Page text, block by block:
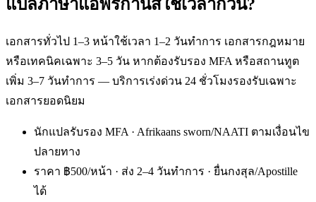
แปลภาษาแอฟริกานส์ใช้เวลากี่วัน?
เอกสารทั่วไป 1–3 หน้าใช้เวลา 1–2 วันทำการ เอกสารกฎหมาย
หรือเทคนิคเฉพาะ 3–5 วัน หากต้องรับรอง MFA หรือสถานทูต
เพิ่ม 3–7 วันทำการ — บริการเร่งด่วน 24 ชั่วโมงรองรับเฉพาะ
เอกสารยอดนิยม
นักแปลรับรอง MFA · Afrikaans sworn/NAATI ตามเงื่อนไข
ปลายทาง
ราคา ฿500/หน้า · ส่ง 2–4 วันทำการ · ยื่นกงสุล/Apostille
ได้